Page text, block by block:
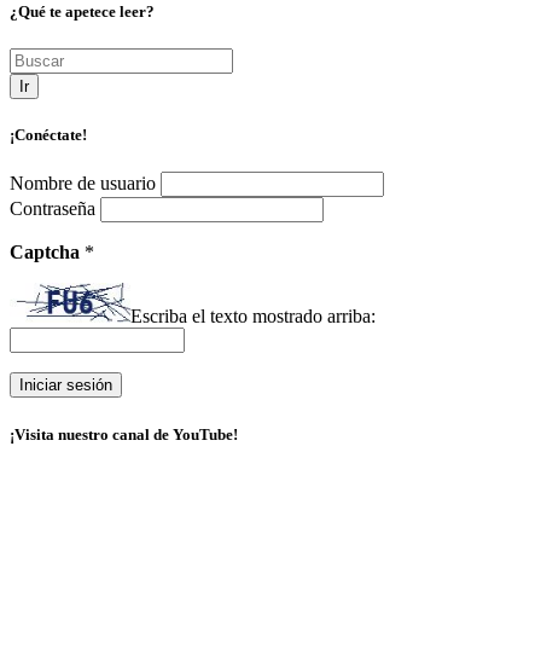
¿Qué te apetece leer?
Ir
¡Conéctate!
Nombre de usuario
Contraseña
Captcha *
Escriba el texto mostrado arriba:
¡Visita nuestro canal de YouTube!